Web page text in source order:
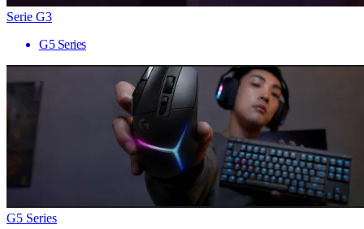
Serie G3
G5 Series
G5 Series